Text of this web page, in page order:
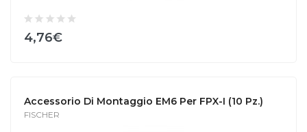
4,76€
Accessorio Di Montaggio EM6 Per FPX-I (10 Pz.)
FISCHER